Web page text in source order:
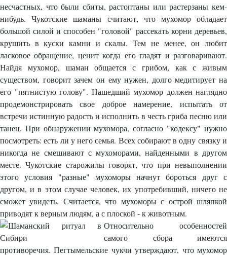
несчастных, что были сбиты, растоптаны или растерзаны кем-
нибудь. Чукотские шаманы считают, что мухомор обладает
большой силой и способен "головой" рассекать корни деревьев,
крушить в куски камни и скалы. Тем не менее, он любит
ласковое обращение, ценит когда его гладят и разговаривают.
Найдя мухомор, шаман общается с грибом, как с живым
существом, говорит зачем он ему нужен, долго медитирует на
его "пятнистую голову". Нашедший мухомор должен наглядно
продемонстрировать свое доброе намерение, испытать от
встречи истинную радость и исполнить в честь гриба песню или
танец. При обнаружении мухомора, согласно "кодексу" нужно
посмотреть: есть ли у него семья. Всех собирают в одну связку и
никогда не смешивают с мухоморами, найденными в другом
месте. Чукотские старожилы говорят, что при невыполнении
этого условия "разные" мухоморы начнут бороться друг с
другом, и в этом случае человек, их употребивший, ничего не
сможет увидеть. Считается, что мухоморы с острой шляпкой
приводят к верным людям, а с плоской - к животным.
Относительно особенностей
самого сбора имеются
противоречия. Пегтымельские чукчи утверждают, что мухомор